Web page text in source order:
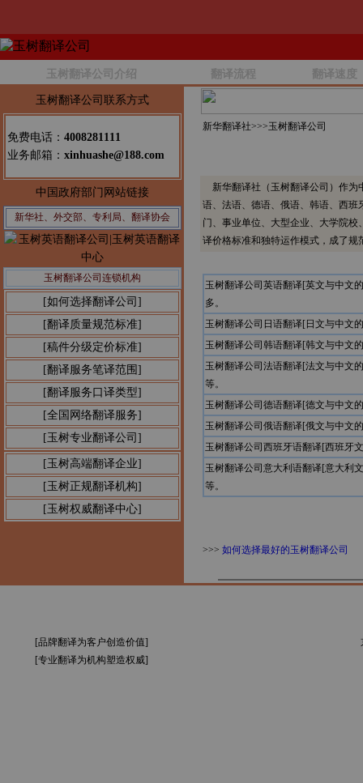
玉树翻译公司介绍 翻译流程 翻译速度
玉树翻译公司联系方式
免费电话： 4008281111
业务邮箱： xinhuashe@188.com
中国政府部门网站链接
新华社、外交部、专利局、翻译协会
玉树翻译公司连锁机构
[如何选择翻译公司]
[翻译质量规范标准]
[稿件分级定价标准]
[翻译服务笔译范围]
[翻译服务口译类型]
[全国网络翻译服务]
[玉树专业翻译公司]
[玉树高端翻译企业]
[玉树正规翻译机构]
[玉树权威翻译中心]
新华翻译社>>>玉树翻译公司
新华翻译社（玉树翻译公司）作为
语、法语、德语、俄语、韩语、西
门、事业单位、大型企业、大学院
译价格标准和独特运作模式，成了
玉树翻译公司英语翻译[英文与中文
多。
玉树翻译公司日语翻译[日文与中文
玉树翻译公司韩语翻译[韩文与中文
玉树翻译公司法语翻译[法文与中文
等。
玉树翻译公司德语翻译[德文与中文
玉树翻译公司俄语翻译[俄文与中文
玉树翻译公司西班牙语翻译[西班牙
玉树翻译公司意大利语翻译[意大利
等。
>>> 如何选择最好的玉树翻译公司
[品牌翻译为客户创造价值]
[专业翻译为机构塑造权威]